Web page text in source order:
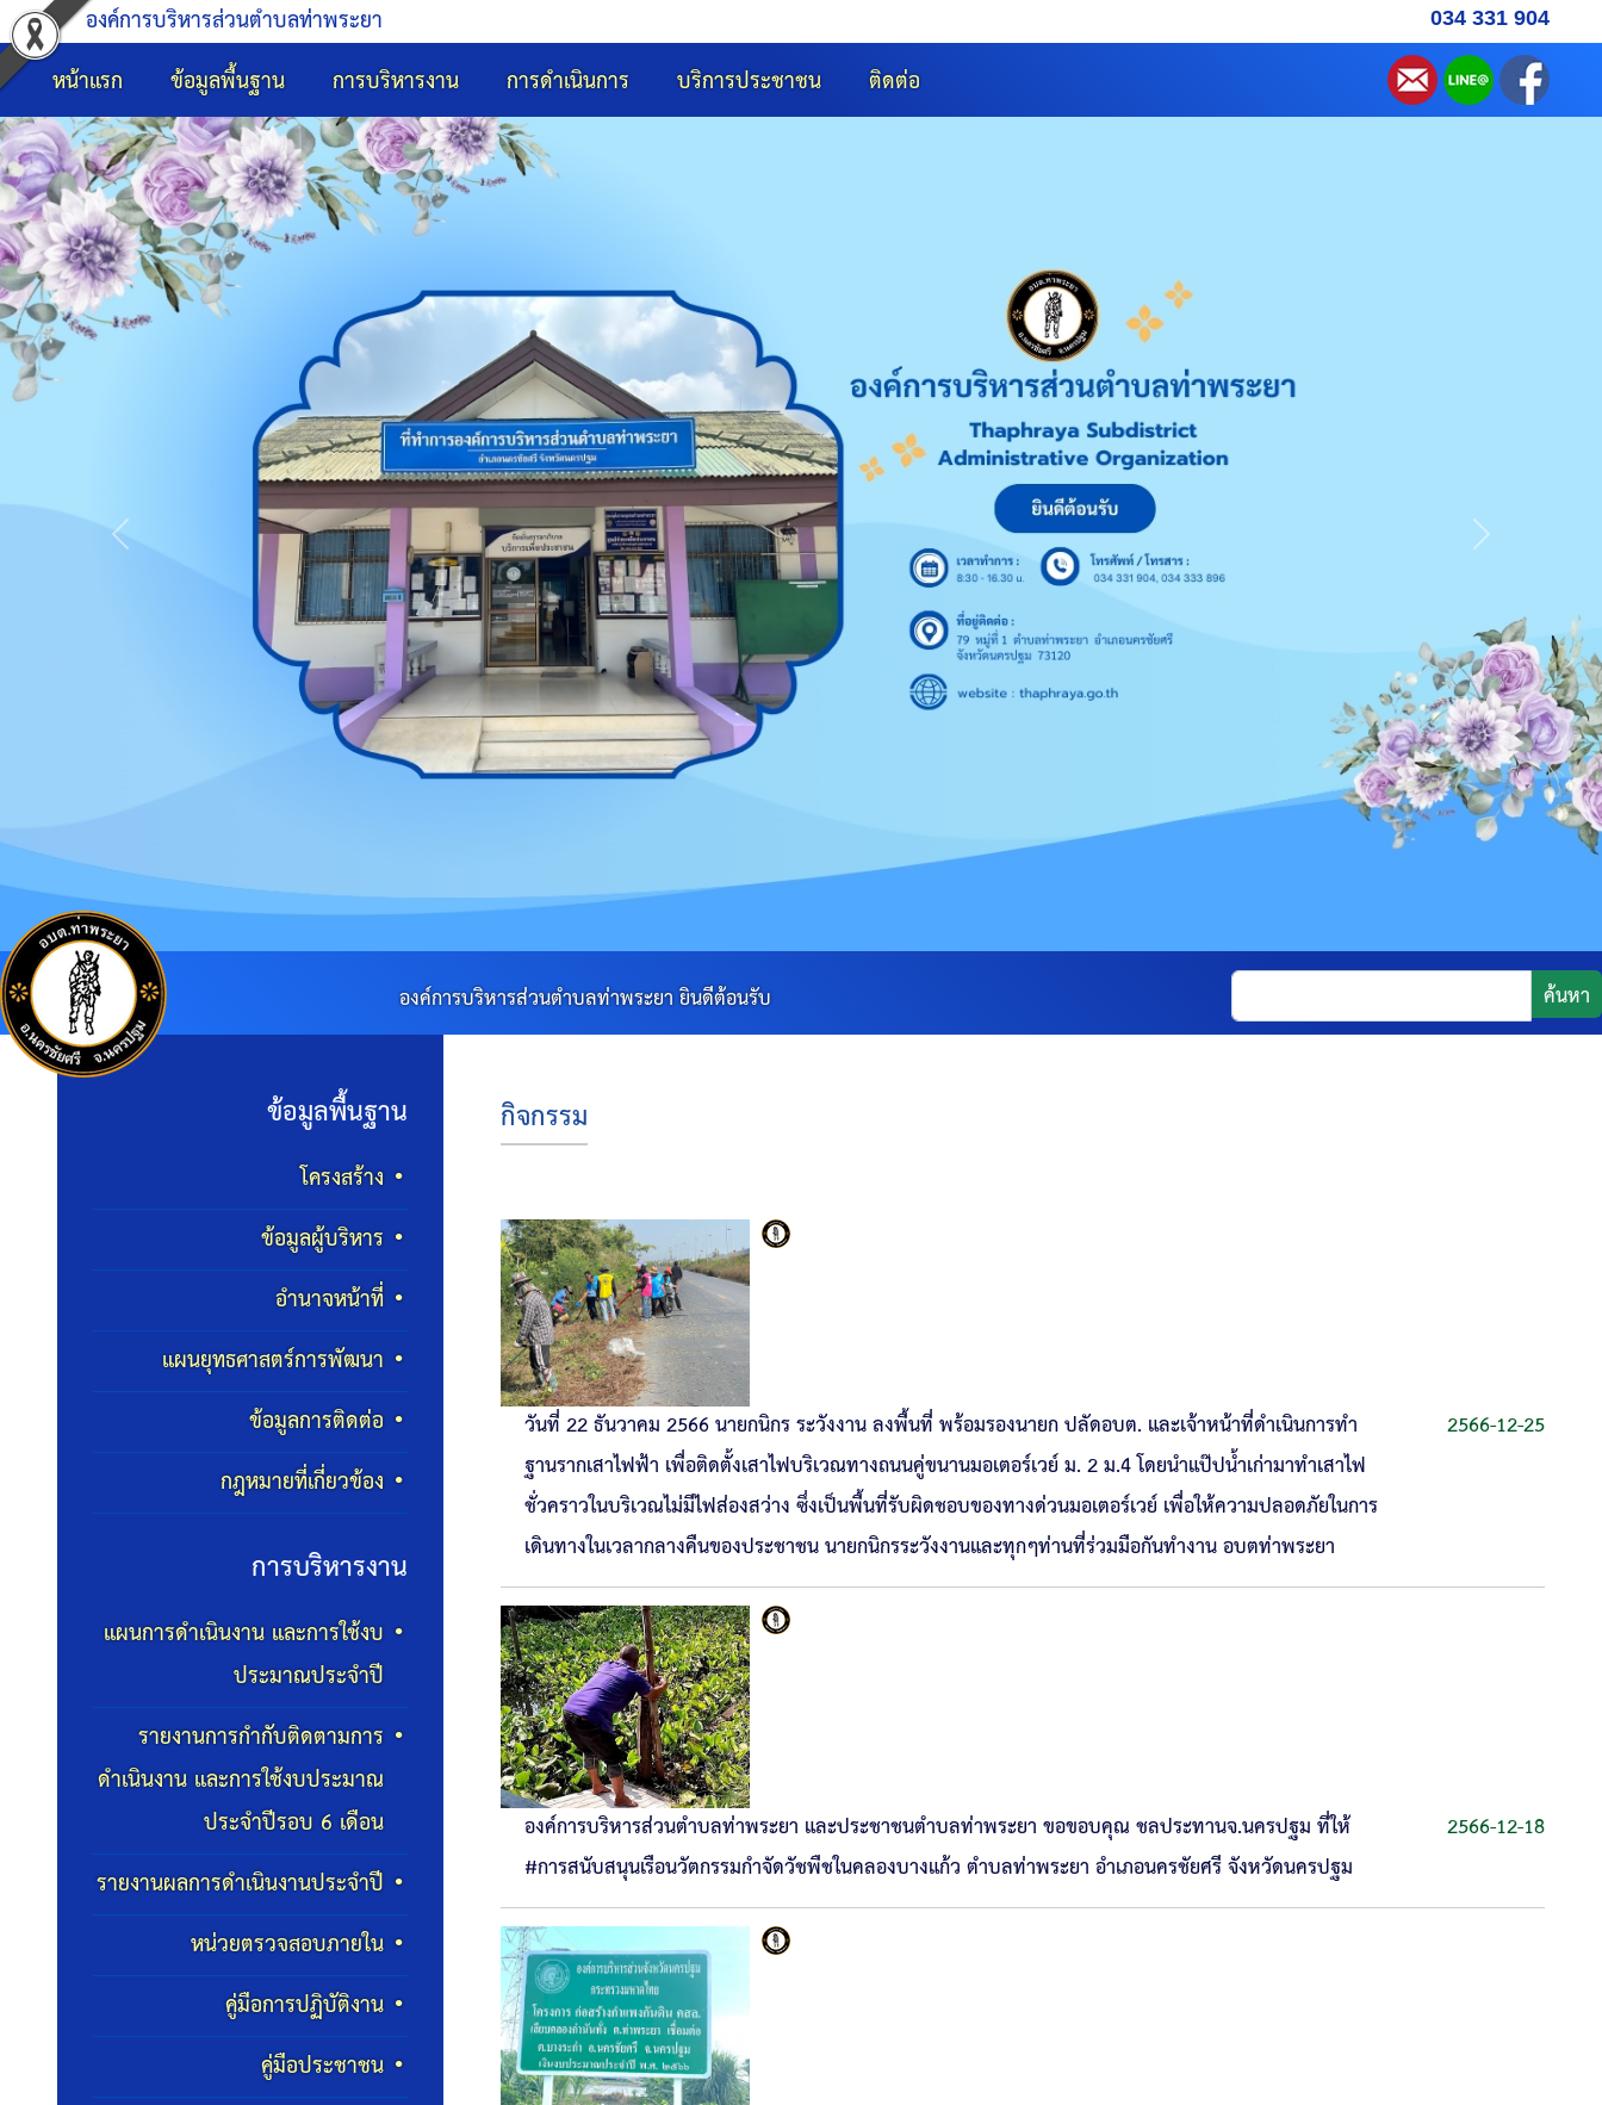
องค์การบริหารส่วนตำบลท่าพระยา 034 331 904
หน้าแรก ข้อมูลพื้นฐาน การบริหารงาน การดำเนินการ บริการประชาชน ติดต่อ
Previous Next
องค์การบริหารส่วนตำบลท่าพระยา ยินดีต้อนรับ ค้นหา
ข้อมูลพื้นฐาน
โครงสร้าง
ข้อมูลผู้บริหาร
อำนาจหน้าที่
แผนยุทธศาสตร์การพัฒนา
ข้อมูลการติดต่อ
กฎหมายที่เกี่ยวข้อง
การบริหารงาน
แผนการดำเนินงาน และการใช้งบ
ประมาณประจำปี
รายงานการกำกับติดตามการ
ดำเนินงาน และการใช้งบประมาณ
ประจำปีรอบ 6 เดือน
รายงานผลการดำเนินงานประจำปี
หน่วยตรวจสอบภายใน
คู่มือการปฏิบัติงาน
คู่มือประชาชน
กิจกรรม
วันที่ 22 ธันวาคม 2566 นายกนิกร ระวังงาน ลงพื้นที่ พร้อมรองนายก ปลัดอบต. และเจ้าหน้าที่ดำเนินการทำ
ฐานรากเสาไฟฟ้า เพื่อติดตั้งเสาไฟบริเวณทางถนนคู่ขนานมอเตอร์เวย์ ม. 2 ม.4 โดยนำแป๊ปน้ำเก่ามาทำเสาไฟ
ชั่วคราวในบริเวณไม่มีไฟส่องสว่าง ซึ่งเป็นพื้นที่รับผิดชอบของทางด่วนมอเตอร์เวย์ เพื่อให้ความปลอดภัยในการ
เดินทางในเวลากลางคืนของประชาชน นายกนิกรระวังงานและทุกๆท่านที่ร่วมมือกันทำงาน อบตท่าพระยา
2566-12-25
องค์การบริหารส่วนตำบลท่าพระยา และประชาชนตำบลท่าพระยา ขอขอบคุณ ชลประทานจ.นครปฐม ที่ให้
#การสนับสนุนเรือนวัตกรรมกำจัดวัชพืชในคลองบางแก้ว ตำบลท่าพระยา อำเภอนครชัยศรี จังหวัดนครปฐม
2566-12-18